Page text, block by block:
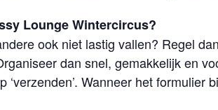
Lounge Wintercircus?
ook niet lastig vallen? Regel
dan snel, gemakkelijk en
Wanneer het